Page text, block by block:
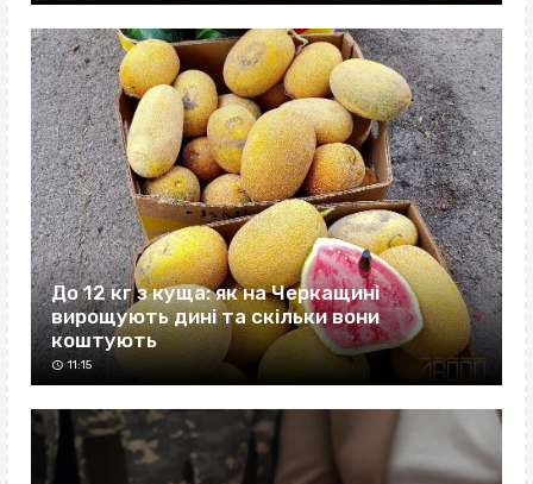
До 12 кг з куща: як на Черкащині
вирощують дині та скільки вони
коштують
11:15